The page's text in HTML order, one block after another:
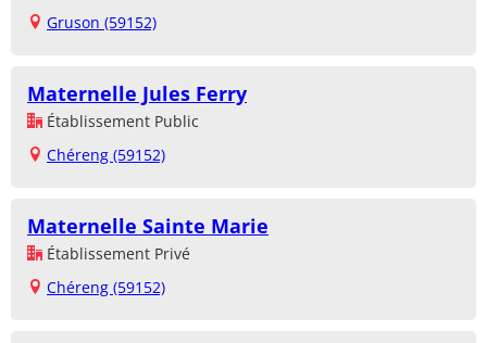
Gruson (59152)
Maternelle Jules Ferry
Établissement Public
Chéreng (59152)
Maternelle Sainte Marie
Établissement Privé
Chéreng (59152)